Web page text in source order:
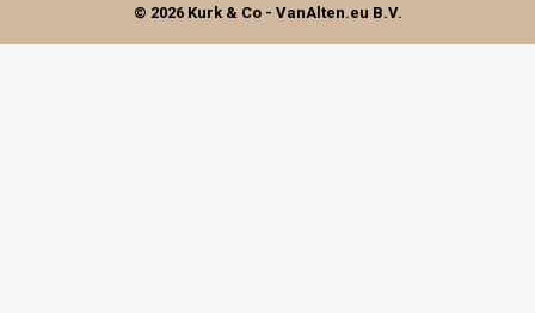
© 2026 Kurk & Co - VanAlten.eu B.V.